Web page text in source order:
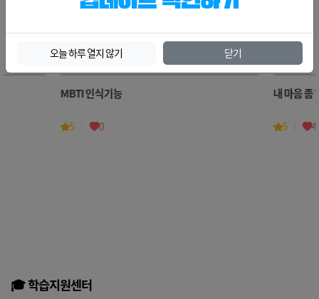
오늘 하루 열지 않기 닫기
🍀오늘의메뉴 ➡️ 인문/교양
MBTI 인식기능 내 마음 좀 알아줘 "
🎓 학습지원센터